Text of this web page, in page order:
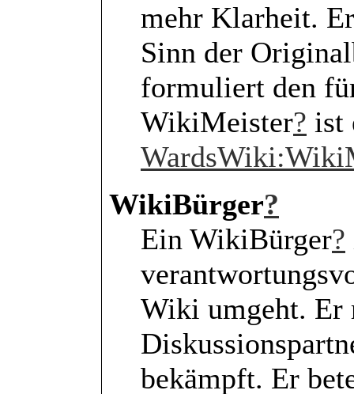
mehr Klarheit.
Sinn der
formuliert den
WikiMeister? ist
WikiBürger?
Ein WikiBürger?
Wiki umgeht. Er
bekämpft. Er